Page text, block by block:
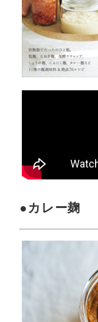
●カレー麹